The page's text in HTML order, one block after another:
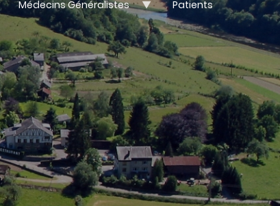
Médecins Généralistes Patients